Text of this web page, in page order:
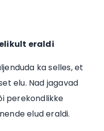
eraldi
ka selles, et
elu. Nad jagavad
perekondlikke
elud eraldi.